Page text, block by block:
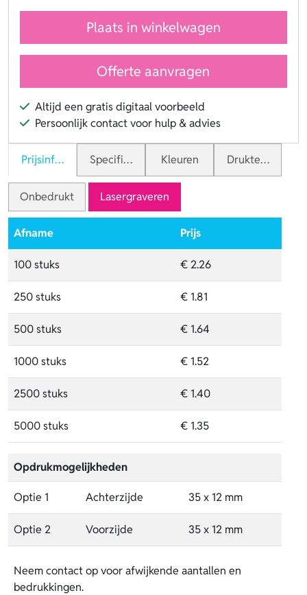
Plaats in winkelwagen
Offerte aanvragen
Altijd een gratis digitaal voorbeeld
Persoonlijk contact voor hulp & advies
PrijsinformatieSpecificaties Kleuren Druktechnieken
Onbedrukt Lasergraveren
Afname Prijs
100 stuks € 2.26
250 stuks € 1.81
500 stuks € 1.64
1000 stuks € 1.52
2500 stuks € 1.40
5000 stuks € 1.35
Opdrukmogelijkheden
Optie 1 Achterzijde 35 x 12 mm
Optie 2 Voorzijde 35 x 12 mm
Neem contact op voor afwijkende aantallen en
bedrukkingen.